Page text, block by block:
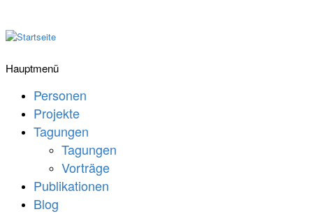
Hauptmenü
Personen
Projekte
Tagungen
Tagungen
Vorträge
Publikationen
Blog